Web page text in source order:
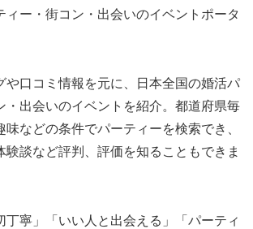
ィー・街コン・出会いのイベントポータ
や口コミ情報を元に、日本全国の婚活パ
・出会いのイベントを紹介。都道府県毎
味などの条件でパーティーを検索でき、
験談など評判、評価を知ることもできま
丁寧」「いい人と出会える」「パーティ